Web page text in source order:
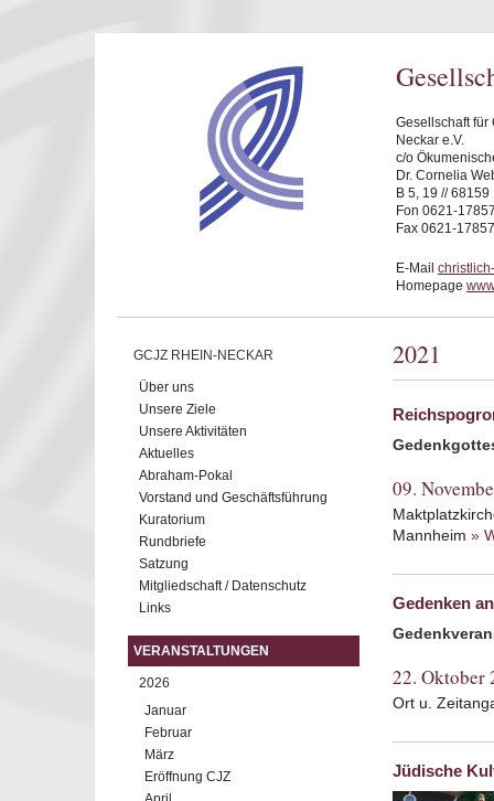
Gesellschaft
Neckar e.V.
c/o
Dr. Cornelia
B 5, 19 //
Fon 0621-
Fax 0621-
E-Mail
Homepage
GCJZ RHEIN-NECKAR
Über uns
Unsere Ziele
Unsere Aktivitäten
Aktuelles
Abraham-Pokal
Vorstand und Geschäftsführung
Kuratorium
Rundbriefe
Satzung
Mitgliedschaft / Datenschutz
Links
VERANSTALTUNGEN
2026
Januar
Februar
März
Eröffnung CJZ
2021
09.
Mannheim »
Gedenken
22. Oktober
Ort u.
Jüdische